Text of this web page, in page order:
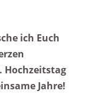
ich Euch
Hochzeitstag
Jahre!